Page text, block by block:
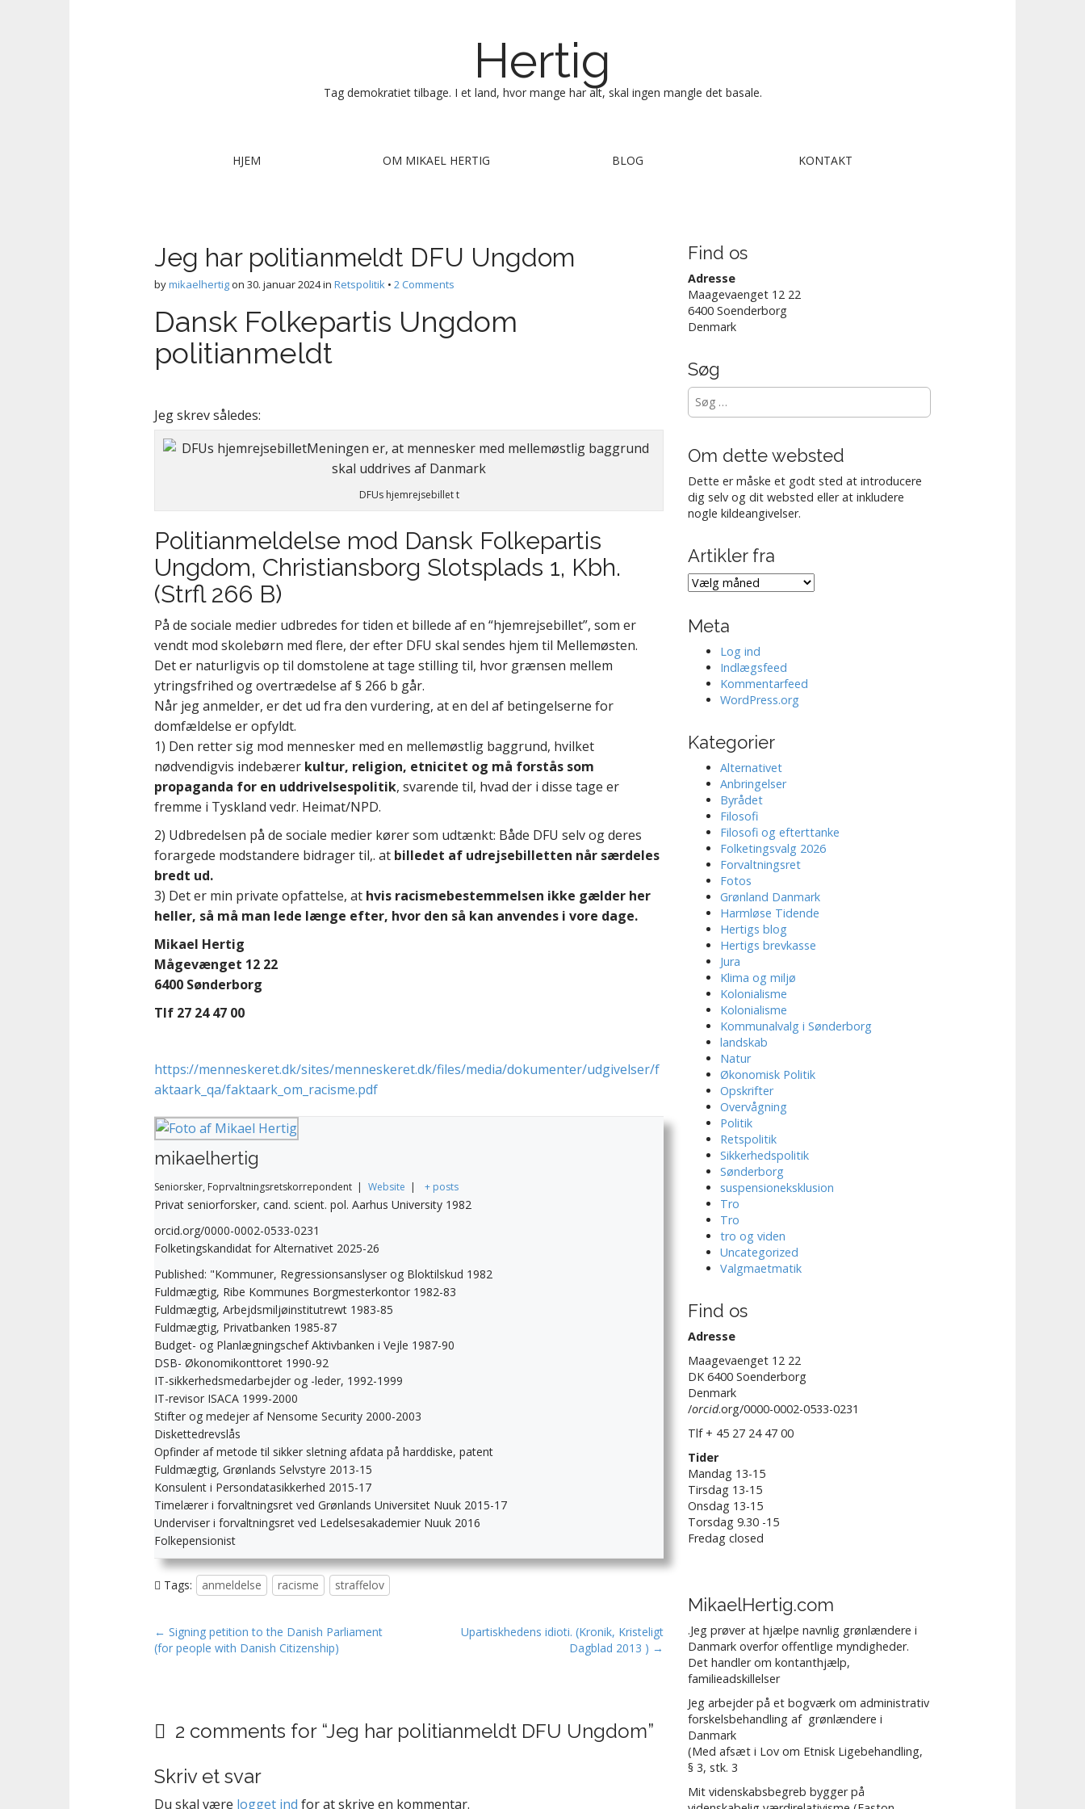
Hertig
Tag demokratiet tilbage. I et land, hvor mange har alt, skal ingen mangle det basale.
e
n
c
o
t
e
n
t
HJEM OM MIKAEL HERTIG BLOG KONTAKT
Jeg har politianmeldt DFU Ungdom
bymikaelhertigon 30. januar 2024in Retspolitik • 2 Comments
Dansk Folkepartis Ungdom
politianmeldt
Jeg skrev således:
DFUs hjemrejsebillet t
Politianmeldelse mod Dansk Folkepartis
Ungdom, Christiansborg Slotsplads 1, Kbh.
(Strfl 266 B)
På de sociale medier udbredes for tiden et billede af en “hjemrejsebillet”, som er
vendt mod skolebørn med flere, der efter DFU skal sendes hjem til Mellemøsten.
Det er naturligvis op til domstolene at tage stilling til, hvor grænsen mellem
ytringsfrihed og overtrædelse af § 266 b går.
Når jeg anmelder, er det ud fra den vurdering, at en del af betingelserne for
domfældelse er opfyldt.
1) Den retter sig mod mennesker med en mellemøstlig baggrund, hvilket
nødvendigvis indebærer kultur, religion, etnicitet og må forstås som
propaganda for en uddrivelsespolitik, svarende til, hvad der i disse tage er
fremme i Tyskland vedr. Heimat/NPD.
2) Udbredelsen på de sociale medier kører som udtænkt: Både DFU selv og deres
forargede modstandere bidrager til,. at billedet af udrejsebilletten når særdeles
bredt ud.
3) Det er min private opfattelse, at hvis racismebestemmelsen ikke gælder her
heller, så må man lede længe efter, hvor den så kan anvendes i vore dage.
Mikael Hertig
Mågevænget 12 22
6400 Sønderborg
Tlf 27 24 47 00
https://menneskeret.dk/sites/menneskeret.dk/files/media/dokumenter/udgivelser/f
aktaark_qa/faktaark_om_racisme.pdf
mikaelhertig
Seniorsker, Foprvaltningsretskorrepondent | Website | + posts
Privat seniorforsker, cand. scient. pol. Aarhus University 1982
orcid.org/0000-0002-0533-0231
Folketingskandidat for Alternativet 2025-26
Published: "Kommuner, Regressionsanslyser og Bloktilskud 1982
Fuldmægtig, Ribe Kommunes Borgmesterkontor 1982-83
Fuldmægtig, Arbejdsmiljøinstitutrewt 1983-85
Fuldmægtig, Privatbanken 1985-87
Budget- og Planlægningschef Aktivbanken i Vejle 1987-90
DSB- Økonomikonttoret 1990-92
IT-sikkerhedsmedarbejder og -leder, 1992-1999
IT-revisor ISACA 1999-2000
Stifter og medejer af Nensome Security 2000-2003
Diskettedrevslås
Opfinder af metode til sikker sletning afdata på harddiske, patent
Fuldmægtig, Grønlands Selvstyre 2013-15
Konsulent i Persondatasikkerhed 2015-17
Timelærer i forvaltningsret ved Grønlands Universitet Nuuk 2015-17
Underviser i forvaltningsret ved Ledelsesakademier Nuuk 2016
Folkepensionist
Tags: anmeldelse racisme straffelov
P
o
a
i
g
← Signing petition to the Danish Parliament
(for people with Danish Citizenship)
Upartiskhedens idioti. (Kronik, Kristeligt
Dagblad 2013 ) →
2 comments for “Jeg har politianmeldt DFU Ungdom”
Skriv et svar
Du skal være logget ind for at skrive en kommentar.
Find os
Adresse
Maagevaenget 12 22
6400 Soenderborg
Denmark
Søg
Søg
efter:
Om dette websted
Dette er måske et godt sted at introducere
dig selv og dit websted eller at inkludere
nogle kildeangivelser.
Artikler fra
Artikler
fra
Meta
Log ind
Indlægsfeed
Kommentarfeed
WordPress.org
Kategorier
Alternativet
Anbringelser
Byrådet
Filosofi
Filosofi og efterttanke
Folketingsvalg 2026
Forvaltningsret
Fotos
Grønland Danmark
Harmløse Tidende
Hertigs blog
Hertigs brevkasse
Jura
Klima og miljø
Kolonialisme
Kolonialisme
Kommunalvalg i Sønderborg
landskab
Natur
Økonomisk Politik
Opskrifter
Overvågning
Politik
Retspolitik
Sikkerhedspolitik
Sønderborg
suspensioneksklusion
Tro
Tro
tro og viden
Uncategorized
Valgmaetmatik
Find os
Adresse
Maagevaenget 12 22
DK 6400 Soenderborg
Denmark
/orcid.org/0000-0002-0533-0231
Tlf + 45 27 24 47 00
Tider
Mandag 13-15
Tirsdag 13-15
Onsdag 13-15
Torsdag 9.30 -15
Fredag closed
MikaelHertig.com
.Jeg prøver at hjælpe navnlig grønlændere i
Danmark overfor offentlige myndigheder.
Det handler om kontanthjælp,
familieadskillelser
Jeg arbejder på et bogværk om administrativ
forskelsbehandling af grønlændere i
Danmark
(Med afsæt i Lov om Etnisk Ligebehandling,
§ 3, stk. 3
Mit videnskabsbegreb bygger på